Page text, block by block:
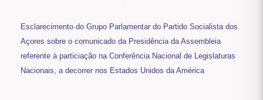
Esclarecimento do Grupo Parlamentar do Partido Socialista dos
Açores sobre o comunicado da Presidência da Assembleia
referente à particiação na Conferência Nacional de Legislaturas
Nacionais, a decorrer nos Estados Unidos da América